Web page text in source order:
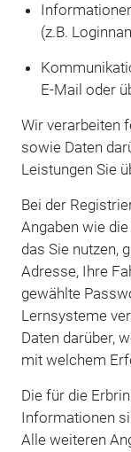
(z.B.
E-Mail oder
Wir verarbeiten
sowie Daten
Leistungen Sie
Bei der
Angaben wie
das Sie nutzen,
Adresse, Ihre
gewählte
Lernsysteme
Daten darüber,
mit welchem
Die für die
Informationen
Alle weiteren